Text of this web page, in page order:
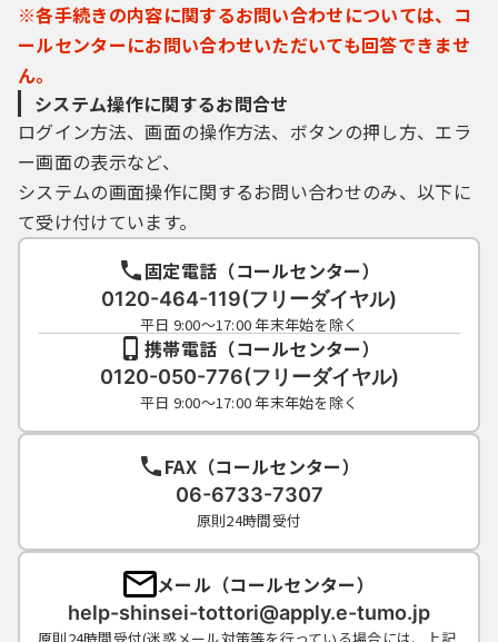
レス
（１）本サービスの利用時間は、原則として2
4時間とします。ただし、保守･点検を行う場
合には、本サービスの一部又は全部を停止す
ることがあります。
（２）本サービスの運用停止を行う場合は、
本サービスのトップページで事前にお知らせ
は、予告なしに停止することがあります。
（３）利用者が鳥取県又は県内市町村に対し
て行った申請・届出については、本サービス
に申請書が到達した日時をもって受付日時と
見なします。
（４）本サービスの申請・届出に係る審査等
（５）本サービスの利用が著しく集中した場
合には、本サービスの利用を一時制限する場
６ 利用可能な文字
本サービスにおいて使用可能な文字は、次
の各号に掲げる場合に応じ、当該各号に定め
※各手続きの内容に関するお問い合わせについては、コ
ールセンターにお問い合わせいただいても回答できませ
ん。
システム操作に関するお問合せ
ログイン方法、画面の操作方法、ボタンの押し方、エラ
ー画面の表示など、
システムの画面操作に関するお問い合わせのみ、以下に
て受け付けています。
固定電話（コールセンター）
0120-464-119(フリーダイヤル)
平日 9:00～17:00 年末年始を除く
携帯電話（コールセンター）
0120-050-776(フリーダイヤル)
平日 9:00～17:00 年末年始を除く
FAX（コールセンター）
06-6733-7307
原則24時間受付
メール（コールセンター）
help-shinsei-tottori@apply.e-tumo.jp